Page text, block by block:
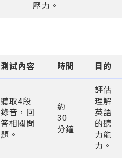
壓力。
測試內容 時間 目的
聽取4段
錄音，回
答相關問
題。
約
30
分鐘
評估
理解
英語
的聽
力能
力。